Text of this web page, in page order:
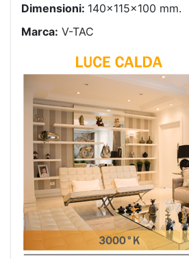
Dimensioni: 140x115x100 mm.
Marca: V-TAC